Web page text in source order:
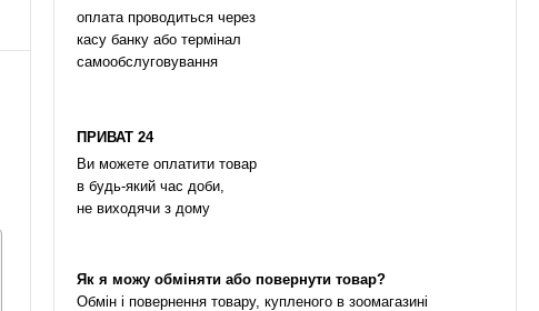
оплата проводиться через
касу банку або термінал
самообслуговування
ПРИВАТ 24
Ви можете оплатити товар
в будь-який час доби,
не виходячи з дому
Як я можу обміняти або повернути товар?
Обмін і повернення товару, купленого в зоомагазині